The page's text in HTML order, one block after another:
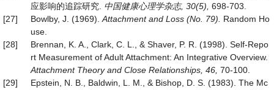
应影响的追踪研究. 中国健康心理学杂志, 30(5), 698-703.
[27]
Bowlby, J. (1969). Attachment and Loss (No. 79).
Random Ho
use.
[28]
Brennan, K. A., Clark, C. L., & Shaver, P. R. (1998). Self-Repo
rt Measurement of Adult Attachment: An Integrative Overview.
Attachment Theory and Close Relationships, 46, 70-100.
[29]
Epstein, N. B., Baldwin, L. M., & Bishop, D. S. (1983). The Mc